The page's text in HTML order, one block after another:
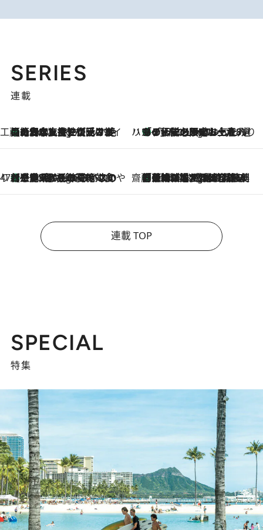
SERIES
連載
工藤まやのおもてなしハワイ
9 Hours Ago
【ハワイ土産】ローカルの絶大な支持で復活！ 絶品の幻クッキー《元ファンの日本人女性が受け継いだ名店》 ハワイ賢者 リサのお気に入りリスト9 Hours Ago
あの伝説の限定トートも！ リニューアルした「ディーン＆デルーカ ハワイ」で必須のお土産8選
47都道府県の手みやげ ひんやりスイーツで夏を満喫
9 Hours Ago
【三重県】この夏絶対食べたい 冷やしておいしいおやつ3選 お餅×アイスの新感覚スイーツ 齋藤 薫 美容脳ルネサンス
9 Hours Ago
「荷物が増えるほど旅ストレスは増す」美容ジャーナリストがたどり着いた最終結論。“化粧品を劇的に減らす”感動の凝縮美容とは
連載 TOP
SPECIAL
特集